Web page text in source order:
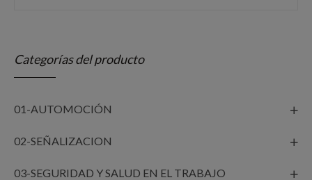
Categorías del producto
01-AUTOMOCIÓN
02-SEÑALIZACION
03-SEGURIDAD Y SALUD EN EL TRABAJO